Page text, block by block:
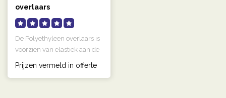
overlaars
De Polyethyleen overlaars is
voorzien van elastiek aan de
Prijzen vermeld in offerte